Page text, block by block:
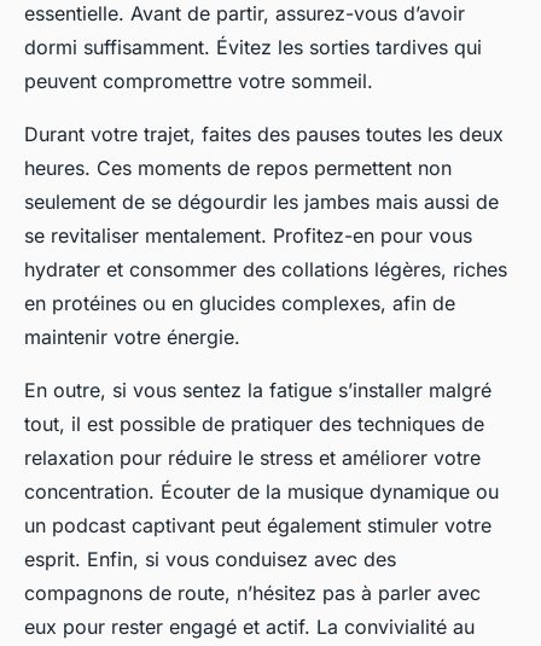
essentielle. Avant de partir, assurez-vous d’avoir
dormi suffisamment. Évitez les sorties tardives qui
peuvent compromettre votre sommeil.
Durant votre trajet, faites des pauses toutes les deux
heures. Ces moments de repos permettent non
seulement de se dégourdir les jambes mais aussi de
se revitaliser mentalement. Profitez-en pour vous
hydrater et consommer des collations légères, riches
en protéines ou en glucides complexes, afin de
maintenir votre énergie.
En outre, si vous sentez la fatigue s’installer malgré
tout, il est possible de pratiquer des techniques de
relaxation pour réduire le stress et améliorer votre
concentration. Écouter de la musique dynamique ou
un podcast captivant peut également stimuler votre
esprit. Enfin, si vous conduisez avec des
compagnons de route, n’hésitez pas à parler avec
eux pour rester engagé et actif. La convivialité au